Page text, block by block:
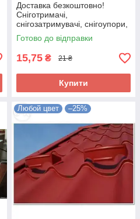
Доставка безкоштовно!
Сніготримачі,
снігозатримувачі, снігоупори,
підкови, снігозатримувачі
Готово до відправки
15,75 ₴ 21 ₴
Купити
Любой цвет –25%